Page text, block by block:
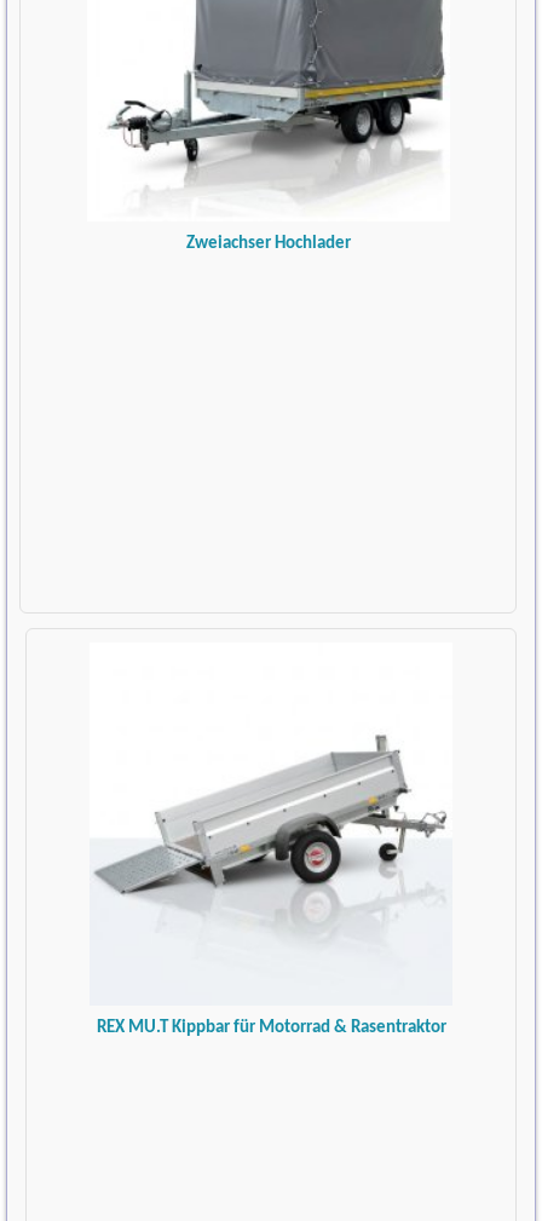
Zweiachser Hochlader
REX MU.T Kippbar für Motorrad & Rasentraktor